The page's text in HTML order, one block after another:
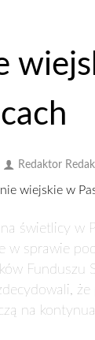
Redaktor
świetlicy w
w sprawie
Funduszu
na